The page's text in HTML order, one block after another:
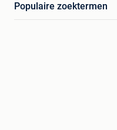
Populaire zoektermen